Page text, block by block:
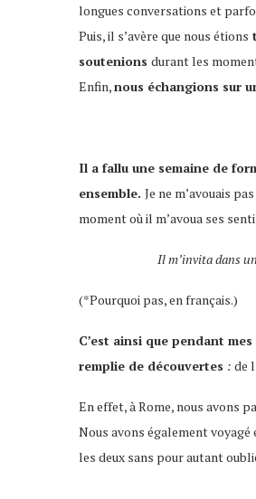
longues conversations et
Puis, il s’avère que nous étions
soutenions durant les
Enfin,nous échangions sur
Il a fallu une semaine de
ensemble. Je ne m’avouais
moment où il m’avoua ses
Il m’invita dans
(*Pourquoi pas, en français.)
C’est ainsi que pendant
remplie de découvertes : de
En effet, à Rome, nous avons
Nous avons également voyagé
les deux sans pour autant